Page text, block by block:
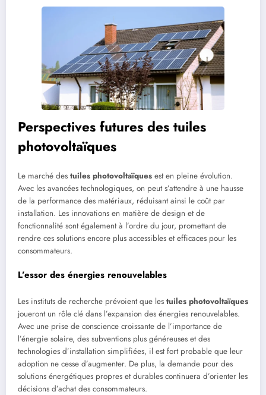
Perspectives futures des tuiles
photovoltaïques
Le marché des tuiles photovoltaïques est en pleine évolution.
Avec les avancées technologiques, on peut s’attendre à une hausse
de la performance des matériaux, réduisant ainsi le coût par
installation. Les innovations en matière de design et de
fonctionnalité sont également à l’ordre du jour, promettant de
rendre ces solutions encore plus accessibles et efficaces pour les
consommateurs.
L’essor des énergies renouvelables
Les instituts de recherche prévoient que les tuiles photovoltaïques
joueront un rôle clé dans l’expansion des énergies renouvelables.
Avec une prise de conscience croissante de l’importance de
l’énergie solaire, des subventions plus généreuses et des
technologies d’installation simplifiées, il est fort probable que leur
adoption ne cesse d’augmenter. De plus, la demande pour des
solutions énergétiques propres et durables continuera d’orienter les
décisions d’achat des consommateurs.